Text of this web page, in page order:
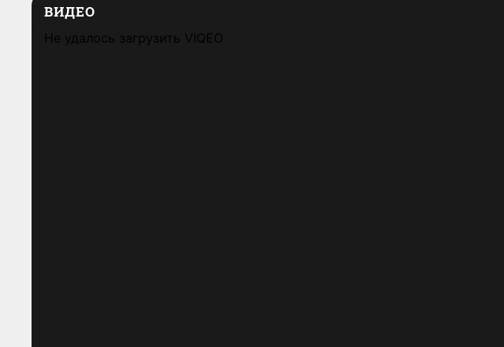
ВИДЕО
Не удалось загрузить VIQEO